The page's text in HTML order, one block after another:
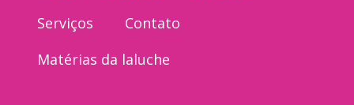
Serviços
Contato
Matérias da laluche